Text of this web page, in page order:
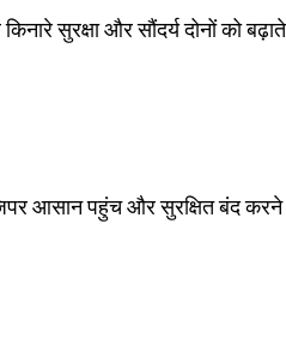
किनारे सुरक्षा और सौंदर्य दोनों को
आसान पहुंच और सुरक्षित बंद